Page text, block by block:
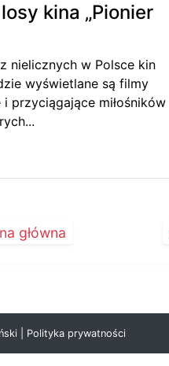
kina „Pionier
nielicznych w Polsce kin
wyświetlane są filmy
przyciągające miłośników
główna
| Polityka prywatności